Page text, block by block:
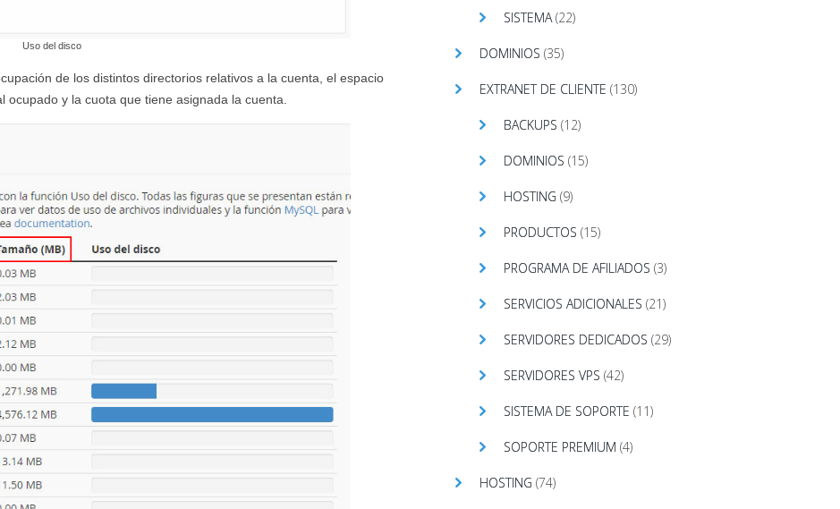
Uso del disco
de los distintos directorios relativos a la cuenta, el espacio
y la cuota que tiene asignada la cuenta.
SISTEMA(22)
DOMINIOS (35)
EXTRANET DE CLIENTE (130)
BACKUPS (12)
DOMINIOS (15)
HOSTING (9)
PRODUCTOS (15)
PROGRAMA DE AFILIADOS (3)
SERVICIOS ADICIONALES (21)
SERVIDORES DEDICADOS (29)
SERVIDORES VPS (42)
SISTEMA DE SOPORTE (11)
SOPORTE PREMIUM (4)
HOSTING (74)